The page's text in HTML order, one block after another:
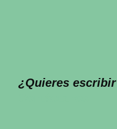
¿Quieres